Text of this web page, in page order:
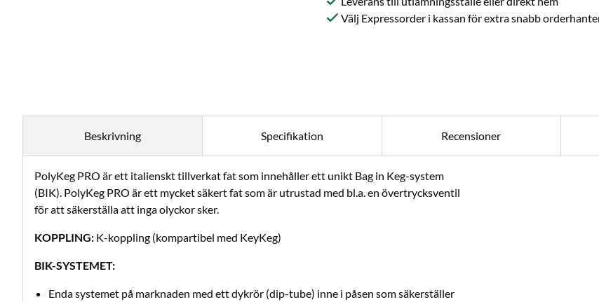
Välj Expressorder i kassan för extra snabb
Beskrivning Specifikation Recensioner
PolyKeg PRO är ett italienskt tillverkat fat som innehåller ett unikt Bag in Keg-system
(BIK). PolyKeg PRO är ett mycket säkert fat som är utrustad med bl.a. en övertrycksventil
för att säkerställa att inga olyckor sker.
KOPPLING: K-koppling (kompartibel med KeyKeg)
BIK-SYSTEMET:
Enda systemet på marknaden med ett dykrör (dip-tube) inne i påsen som säkerställer